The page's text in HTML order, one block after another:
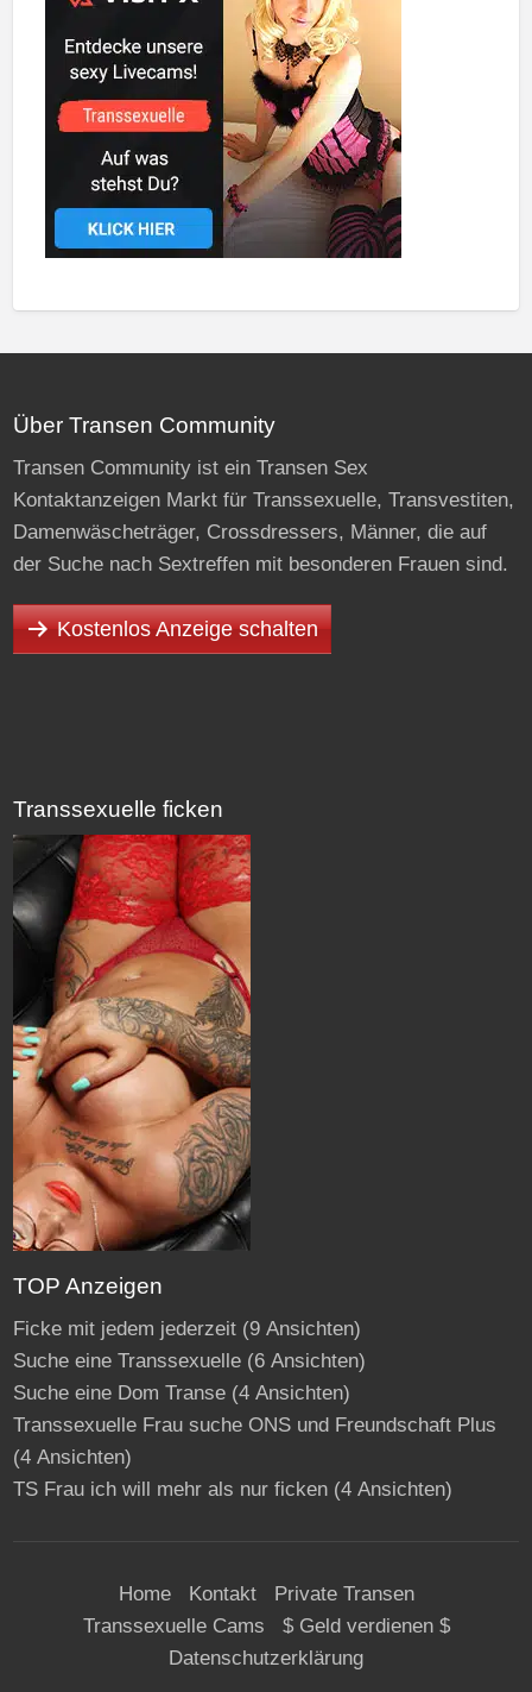
Über Transen Community
Transen Community ist ein Transen Sex
Kontaktanzeigen Markt für Transsexuelle, Transvestiten,
Damenwäscheträger, Crossdressers, Männer, die auf
der Suche nach Sextreffen mit besonderen Frauen sind.
Kostenlos Anzeige schalten
Transsexuelle ficken
TOP Anzeigen
Ficke mit jedem jederzeit(9 Ansichten)
Suche eine Transsexuelle(6 Ansichten)
Suche eine Dom Transe(4 Ansichten)
Transsexuelle Frau suche ONS und Freundschaft Plus
(4 Ansichten)
TS Frau ich will mehr als nur ficken(4 Ansichten)
Home Kontakt
Private Transen
Transsexuelle Cams
$ Geld verdienen $
Datenschutzerklärung